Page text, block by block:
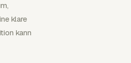
klare
kann